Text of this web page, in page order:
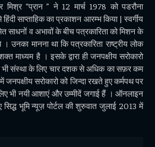
मिश्र “प्रान ” ने 12 मार्च 1978 को पडरौना
साप्ताहिक का प्रकाशन आरम्भ किया | स्वर्गीय
साधनों व अभावों के बीच पत्रकारिता को मिशन के
मानना था कि पत्रकारिता राष्ट्रीय लोक
माध्यम है । इसके द्वारा ही जनपक्षीय सरोकारो
भी संस्था के लिए चार दशक से अधिक का सफ़र कम
जनपक्षीय सरोकारो को जिन्दा रखते हुए कर्मपथ पर
भी नयी आशाएं और उम्मीदें जगाई हैं । ऑनलाइन
भूमि न्यूज़ पोर्टल की शुरुवात जुलाई 2013 में